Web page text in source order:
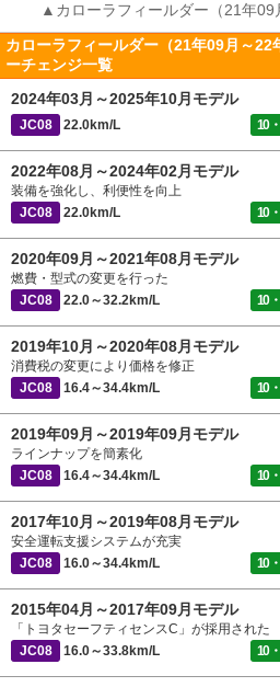
▲カローラフィールダー（21年
カローラフィールダー（21年09月～22
ーチェンジ一覧
2024年03月～2025年10月モデル
JC08 22.0km/L 10
2022年08月～2024年02月モデル
装備を強化し、利便性を向上
JC08
22.0km/L 10
2020年09月～2021年08月モデル
燃費・型式の変更を行った
JC08
22.0～32.2km/L 10
2019年10月～2020年08月モデル
消費税の変更により価格を修正
JC08
16.4～34.4km/L 10
2019年09月～2019年09月モデル
ラインナップを簡素化
JC08
16.4～34.4km/L 10
2017年10月～2019年08月モデル
安全運転支援システムが充実
JC08
16.0～34.4km/L 10
2015年04月～2017年09月モデル
「トヨタセーフティセンスC」が採用された
JC08
16.0～33.8km/L 10